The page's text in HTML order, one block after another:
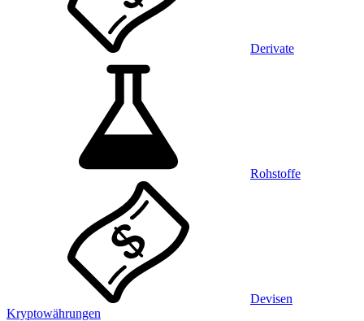
Derivate
Rohstoffe
Devisen
Kryptowährungen